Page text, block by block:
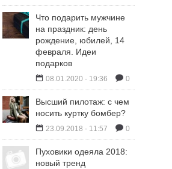
Что подарить мужчине
на праздник: день
рождение, юбилей, 14
февраля. Идеи
подарков
08.01.2020 - 19:36 0
Высший пилотаж: с чем
носить куртку бомбер?
23.09.2018 - 11:57 0
Пуховики одеяла 2018:
новый тренд